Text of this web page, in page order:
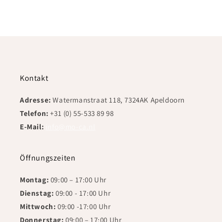
Kontakt
Adresse: Watermanstraat 118, 7324AK Apeldoorn
Telefon: +31 (0) 55-533 89 98
E-Mail:
Öffnungszeiten
Montag: 09:00 – 17:00 Uhr
Dienstag: 09:00 - 17:00 Uhr
Mittwoch: 09:00 -17:00 Uhr
Donnerstag: 09:00 – 17:00 Uhr